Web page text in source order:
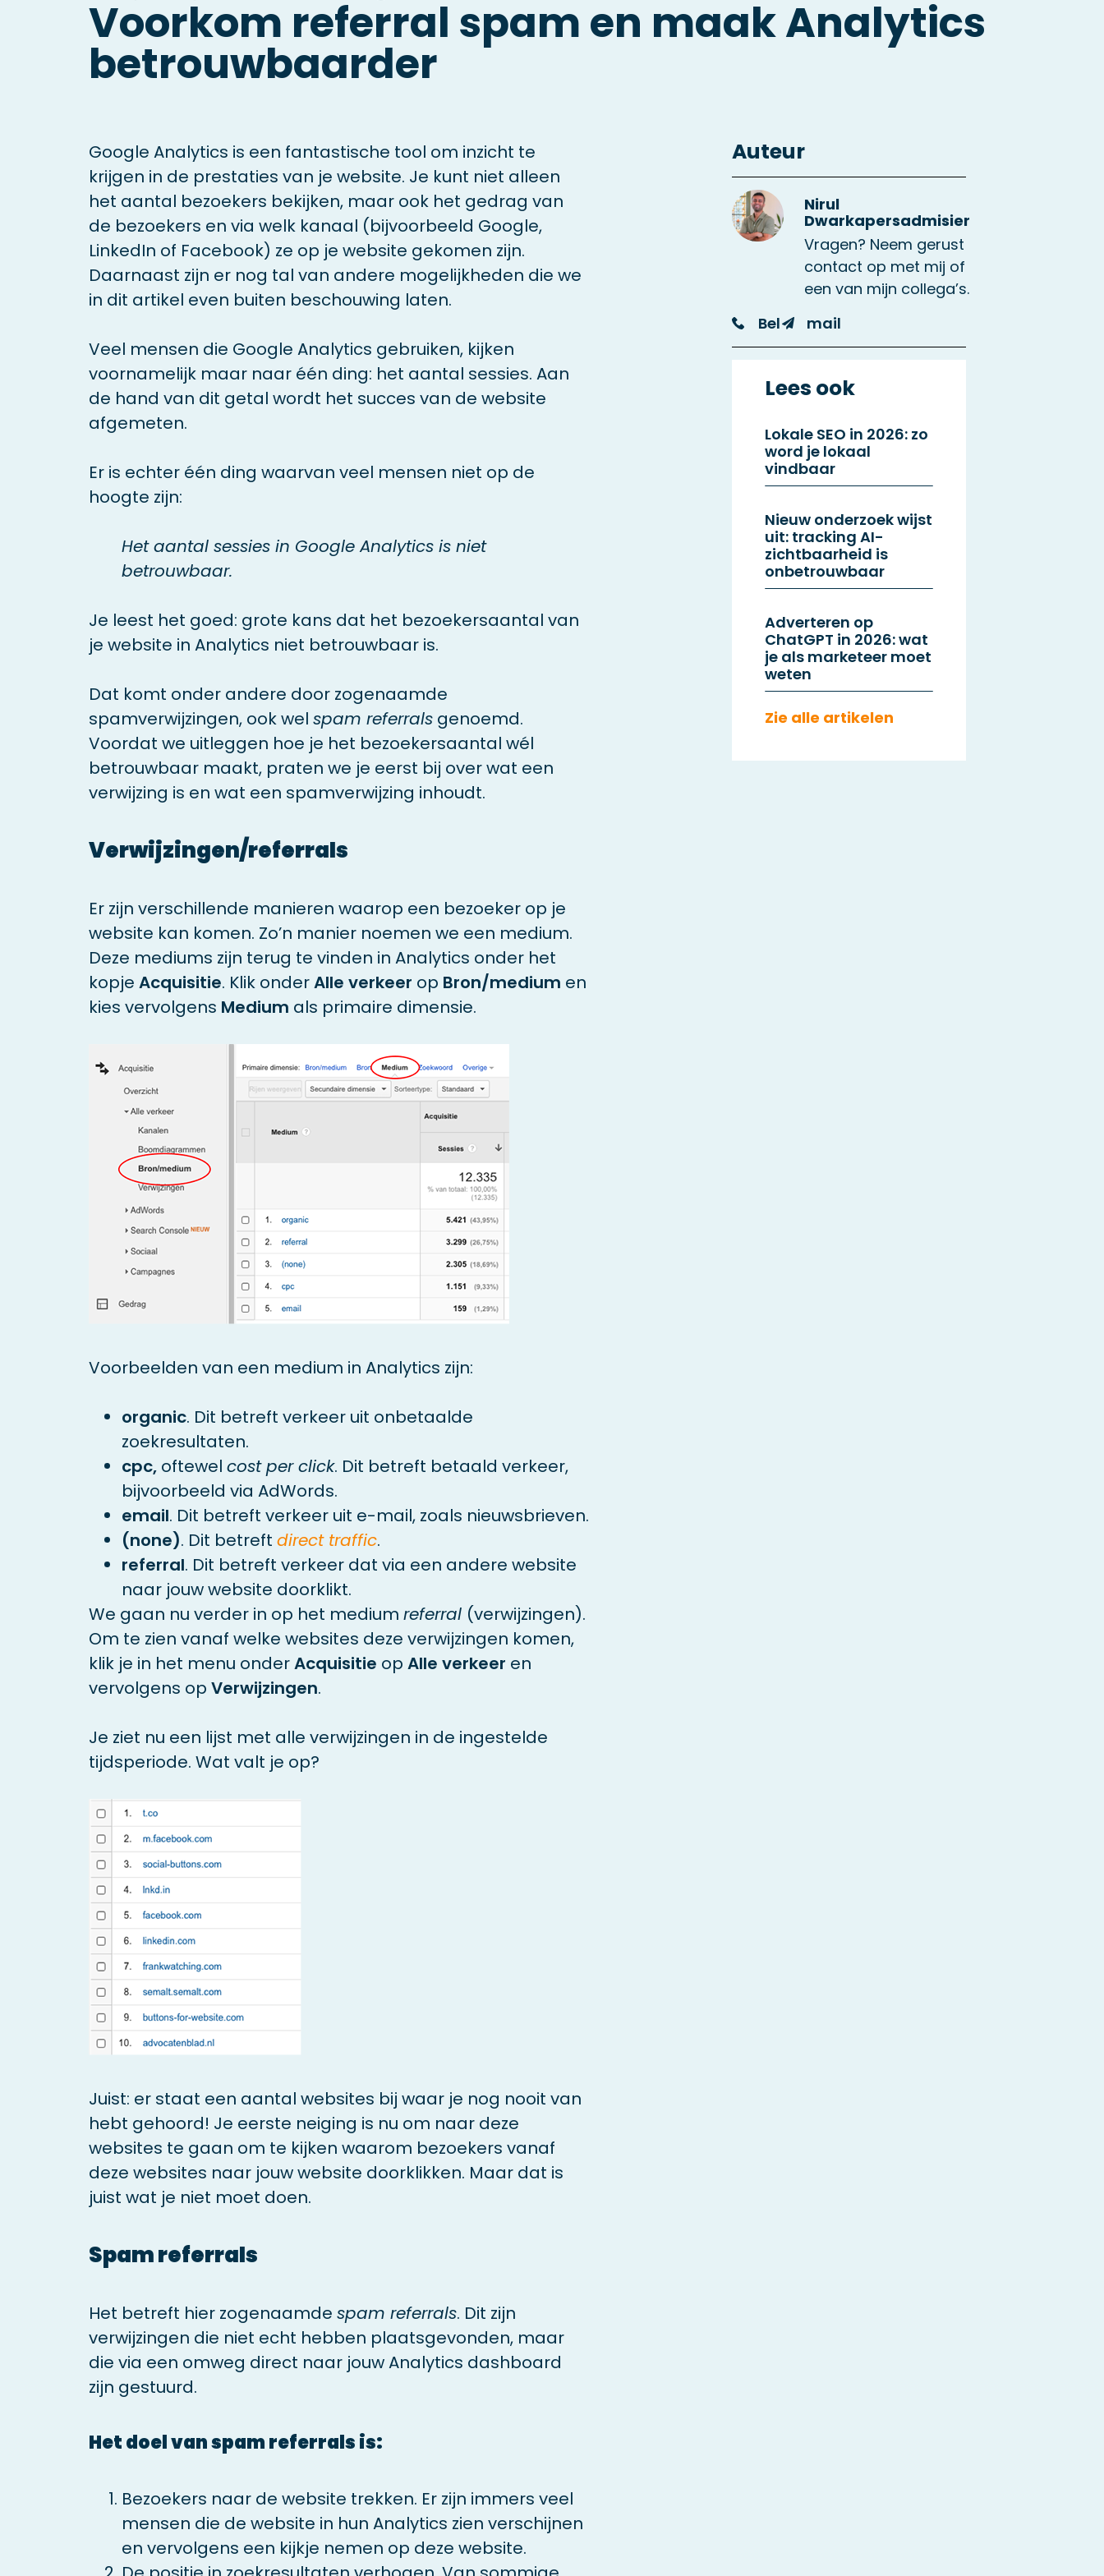
Voorkom referral spam en maak Analytics
betrouwbaarder
Google Analytics is een fantastische tool om inzicht te
krijgen in de prestaties van je website. Je kunt niet alleen
het aantal bezoekers bekijken, maar ook het gedrag van
de bezoekers en via welk kanaal (bijvoorbeeld Google,
LinkedIn of Facebook) ze op je website gekomen zijn.
Daarnaast zijn er nog tal van andere mogelijkheden die we
in dit artikel even buiten beschouwing laten.
Veel mensen die Google Analytics gebruiken, kijken
voornamelijk maar naar één ding: het aantal sessies. Aan
de hand van dit getal wordt het succes van de website
afgemeten.
Er is echter één ding waarvan veel mensen niet op de
hoogte zijn:
Het aantal sessies in Google Analytics is niet
betrouwbaar.
Je leest het goed: grote kans dat het bezoekersaantal van
je website in Analytics niet betrouwbaar is.
Dat komt onder andere door zogenaamde
spamverwijzingen, ook wel spam referralsgenoemd.
Voordat we uitleggen hoe je het bezoekersaantal wél
betrouwbaar maakt, praten we je eerst bij over wat een
verwijzing is en wat een spamverwijzing inhoudt.
Verwijzingen/referrals
Er zijn verschillende manieren waarop een bezoeker op je
website kan komen. Zo’n manier noemen we een medium.
Deze mediums zijn terug te vinden in Analytics onder het
kopje Acquisitie. Klik onderAlle verkeer op Bron/medium en
kies vervolgens Medium als primaire dimensie.
Voorbeelden van een medium in Analytics zijn:
organic. Dit betreft verkeer uit onbetaalde
zoekresultaten.
cpc, oftewel cost per click. Dit betreft betaald verkeer,
bijvoorbeeld via AdWords.
email. Dit betreft verkeer uit e-mail, zoals nieuwsbrieven.
(none). Dit betreft direct traffic.
referral. Dit betreft verkeer dat via een andere website
naar jouw website doorklikt.
We gaan nu verder in op het medium referral (verwijzingen).
Om te zien vanaf welke websites deze verwijzingen komen,
klik je in het menu onderAcquisitie op Alle verkeer en
vervolgens op Verwijzingen.
Je ziet nu een lijst met alle verwijzingen in de ingestelde
tijdsperiode. Wat valt je op?
Juist: er staat een aantal websites bij waar je nog nooit van
hebt gehoord! Je eerste neiging is nu om naar deze
websites te gaan om te kijken waarom bezoekers vanaf
deze websites naar jouw website doorklikken. Maar dat is
juist wat je niet moet doen.
Spam referrals
Het betreft hier zogenaamde spam referrals. Dit zijn
verwijzingen die niet echt hebben plaatsgevonden, maar
die via een omweg direct naar jouw Analytics dashboard
zijn gestuurd.
Het doel van spam referrals is:
Bezoekers naar de website trekken. Er zijn immers veel
mensen die de website in hun Analytics zien verschijnen
en vervolgens een kijkje nemen op deze website.
Auteur
Nirul
Dwarkapersadmisier
Vragen? Neem gerust
contact op met mij of
een van mijn collega’s.
Bel
mail
Lees ook
Lokale SEO in 2026: zo
word je lokaal
vindbaar
Nieuw onderzoek wijst
uit: tracking AI-
zichtbaarheid is
onbetrouwbaar
Adverteren op
ChatGPT in 2026: wat
je als marketeer moet
weten
Zie alle artikelen